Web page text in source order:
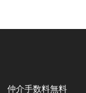
仲介手数料無料